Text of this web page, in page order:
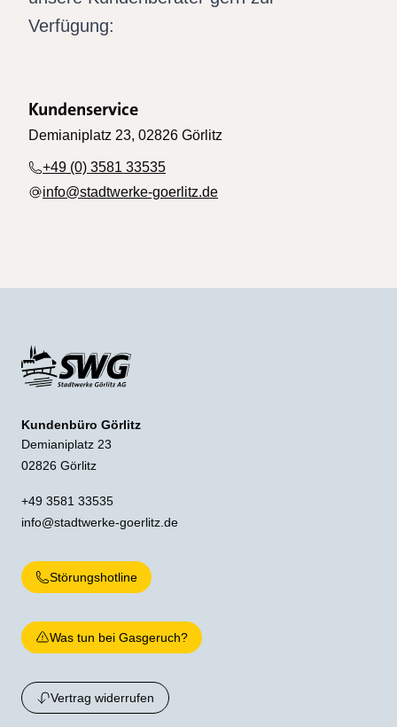
Verfügung:
Kundenservice
Demianiplatz 23, 02826 Görlitz
+49 (0) 3581 33535
info@stadtwerke-goerlitz.de
Kundenbüro Görlitz
Demianiplatz 23
02826 Görlitz
+49 3581 33535
info@stadtwerke-goerlitz.de
Störungshotline
Was tun bei Gasgeruch?
Vertrag widerrufen